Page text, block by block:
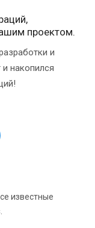
проектом.
и
накопился
известные